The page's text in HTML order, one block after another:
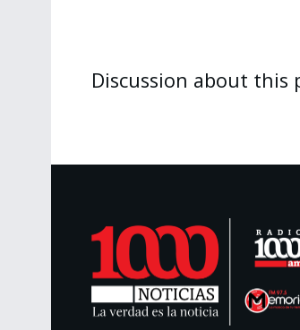
Discussion about this